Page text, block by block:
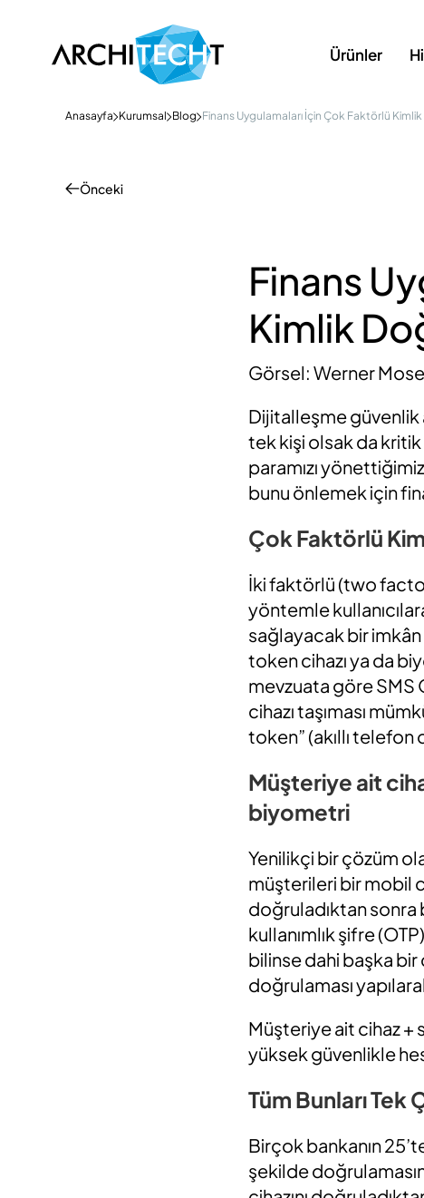
Ürünler
Anasayfa Kurumsal Blog Finans Uygulamaları İçin Çok Faktörlü
Önceki
Finans
Kimlik
Görsel: Werner
Dijitalleşme güvenlik
tek kişi olsak da
paramızı
bunu önlemek için
Çok Faktörlü
İki faktörlü (two
yöntemle
sağlayacak bir imkân
token cihazı ya da
mevzuata göre SMS
cihazı taşıması
token” (akıllı
Müşteriye ait
biyometri
Yenilikçi bir çözüm
müşterileri bir mobil
doğruladıktan sonra
kullanımlık şifre
bilinse dahi başka bir
doğrulaması
Müşteriye ait cihaz
yüksek güvenlikle
Tüm Bunları
Birçok bankanın
şekilde